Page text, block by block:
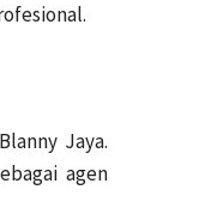
Jaya.
agen